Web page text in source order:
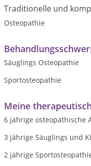
Traditionelle und
Osteopathie
Säuglings Osteopathie
Sportosteopathie
Meine
6 jährige osteopathische
3 jährige Säuglings und
2 jährige